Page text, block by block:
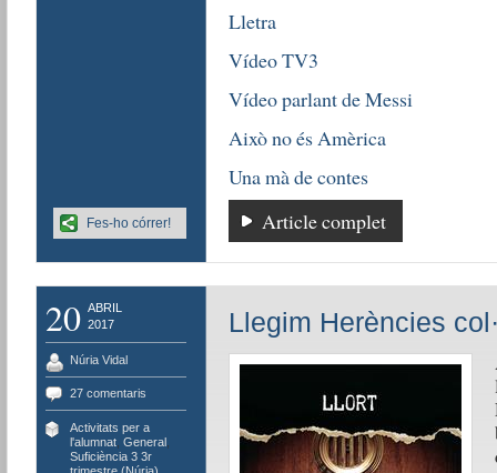
Lletra
Vídeo TV3
Vídeo parlant de Messi
Això no és Amèrica
Una mà de contes
Article complet
Fes-ho córrer!
20 ABRIL
2017
Núria Vidal
27 comentaris
Activitats per a
l'alumnat, General,
Suficiència 3 3r
trimestre (Núria)
Llegim Herències